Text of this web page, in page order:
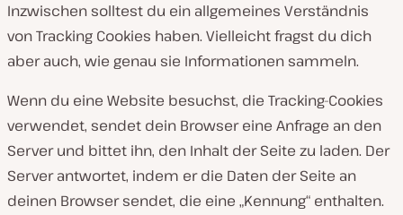
Inzwischen solltest du ein allgemeines Verständnis
von Tracking Cookies haben. Vielleicht fragst du dich
aber auch, wie genau sie Informationen sammeln.
Wenn du eine Website besuchst, die Tracking-Cookies
verwendet, sendet dein Browser eine Anfrage an den
Server und bittet ihn, den Inhalt der Seite zu laden. Der
Server antwortet, indem er die Daten der Seite an
deinen Browser sendet, die eine „Kennung“ enthalten.